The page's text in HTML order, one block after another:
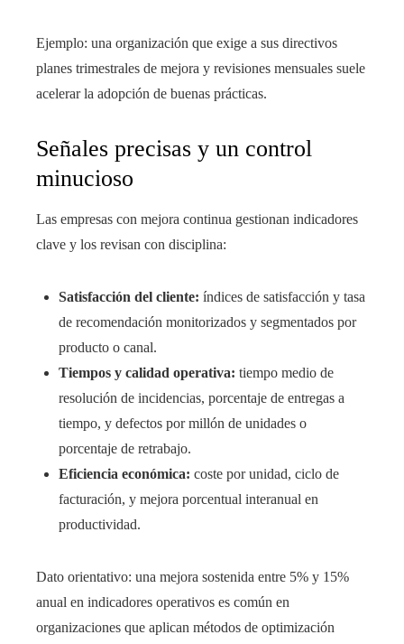
Ejemplo: una organización que exige a sus directivos
planes trimestrales de mejora y revisiones mensuales suele
acelerar la adopción de buenas prácticas.
Señales precisas y un control
minucioso
Las empresas con mejora continua gestionan indicadores
clave y los revisan con disciplina:
Satisfacción del cliente: índices de satisfacción y tasa
de recomendación monitorizados y segmentados por
producto o canal.
Tiempos y calidad operativa: tiempo medio de
resolución de incidencias, porcentaje de entregas a
tiempo, y defectos por millón de unidades o
porcentaje de retrabajo.
Eficiencia económica: coste por unidad, ciclo de
facturación, y mejora porcentual interanual en
productividad.
Dato orientativo: una mejora sostenida entre 5% y 15%
anual en indicadores operativos es común en
organizaciones que aplican métodos de optimización